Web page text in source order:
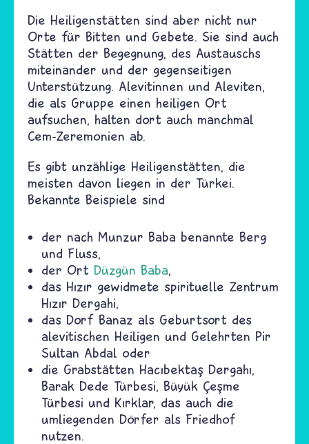
Die Heiligenstätten sind aber nicht nur
Orte für Bitten und Gebete. Sie sind auch
Stätten der Begegnung, des Austauschs
miteinander und der gegenseitigen
Unterstützung. Alevitinnen und Aleviten,
die als Gruppe einen heiligen Ort
aufsuchen, halten dort auch manchmal
Cem-Zeremonien ab.
Es gibt unzählige Heiligenstätten, die
meisten davon liegen in der Türkei.
Bekannte Beispiele sind
der nach Munzur Baba benannte Berg
und Fluss,
der Ort Düzgün Baba,
das Hızır gewidmete spirituelle Zentrum
Hızır Dergahi,
das Dorf Banaz als Geburtsort des
alevitischen Heiligen und Gelehrten Pir
Sultan Abdal oder
die Grabstätten Hacıbektaş Dergahı,
Barak Dede Türbesi, Büyük Çeşme
Türbesi und Kırklar, das auch die
umliegenden Dörfer als Friedhof
nutzen.